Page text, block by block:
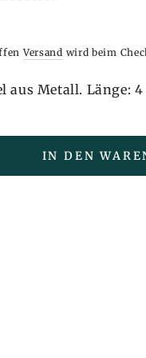
Versand wird beim
aus Metall. Länge: 4
IN DEN